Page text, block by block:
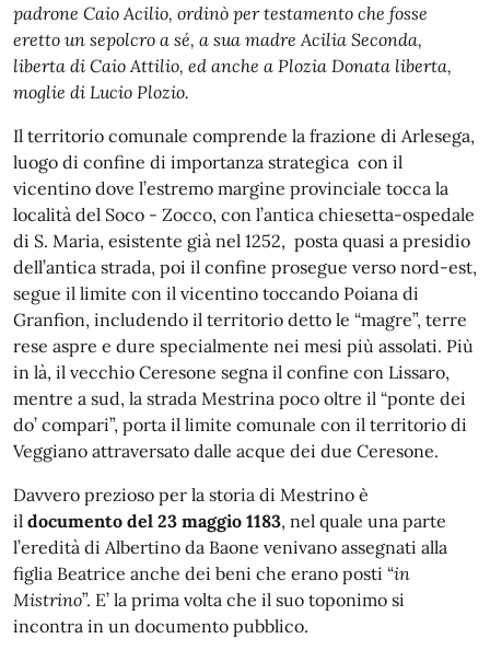
padrone Caio Acilio, ordinò per testamento che fosse
eretto un sepolcro a sé, a sua madre Acilia Seconda,
liberta di Caio Attilio, ed anche a Plozia Donata liberta,
moglie di Lucio Plozio.
Il territorio comunale comprende la frazione di Arlesega,
luogo di confine di importanza strategica con il
vicentino dove l’estremo margine provinciale tocca la
località del Soco - Zocco, con l’antica chiesetta-ospedale
di S. Maria, esistente già nel 1252, posta quasi a presidio
dell’antica strada, poi il confine prosegue verso nord-est,
segue il limite con il vicentino toccando Poiana di
Granfion, includendo il territorio detto le “magre”, terre
rese aspre e dure specialmente nei mesi più assolati. Più
in là, il vecchio Ceresone segna il confine con Lissaro,
mentre a sud, la strada Mestrina poco oltre il “ponte dei
do’ compari”, porta il limite comunale con il territorio di
Veggiano attraversato dalle acque dei due Ceresone.
Davvero prezioso per la storia di Mestrino è
il documento del 23 maggio 1183, nel quale una parte
l’eredità di Albertino da Baone venivano assegnati alla
figlia Beatrice anche dei beni che erano posti “in
Mistrino”. E’ la prima volta che il suo toponimo si
incontra in un documento pubblico.